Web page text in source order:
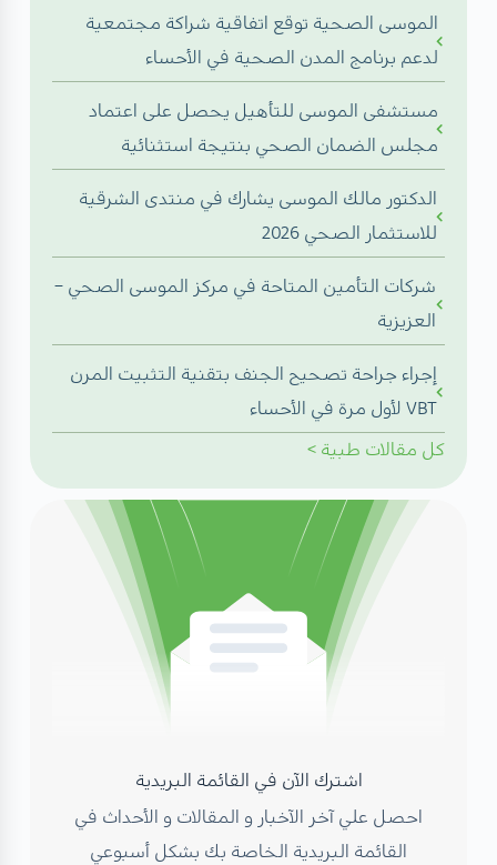
الموسى الصحية توقع اتفاقية شراكة مجتمعية
لدعم برنامج المدن الصحية في الأحساء
مستشفى الموسى للتأهيل يحصل على اعتماد
مجلس الضمان الصحي بنتيجة استثنائية
الدكتور مالك الموسى يشارك في منتدى الشرقية
للاستثمار الصحي 2026
شركات التأمين المتاحة في مركز الموسى الصحي –
العزيزية
إجراء جراحة تصحيح الجنف بتقنية التثبيت المرن
VBT لأول مرة في الأحساء
كل مقالات طبية >
اشترك الآن في القائمة البريدية
احصل علي آخر الآخبار و المقالات و الأحداث في
القائمة البريدية الخاصة بك بشكل أسبوعي